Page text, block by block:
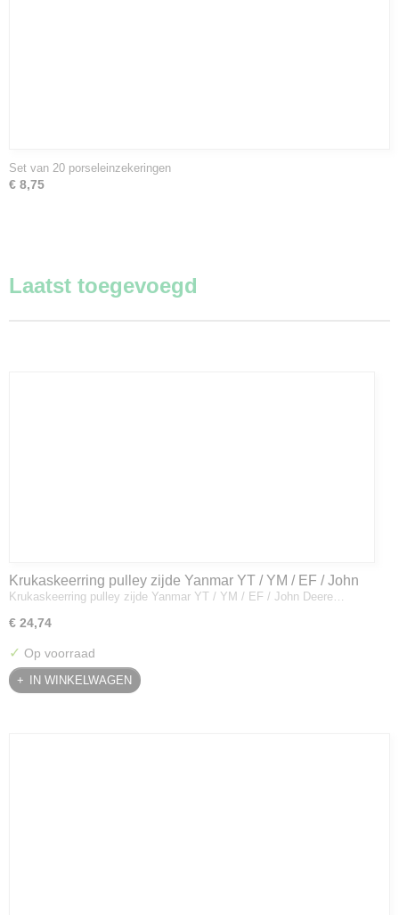
Set van 20 porseleinzekeringen
€ 8,75
Laatst toegevoegd
Krukaskeerring pulley zijde Yanmar YT / YM / EF / John
Deere - 119934-01800
Krukaskeerring pulley zijde Yanmar YT / YM / EF / John Deere…
€ 24,74
✓ Op voorraad
IN WINKELWAGEN